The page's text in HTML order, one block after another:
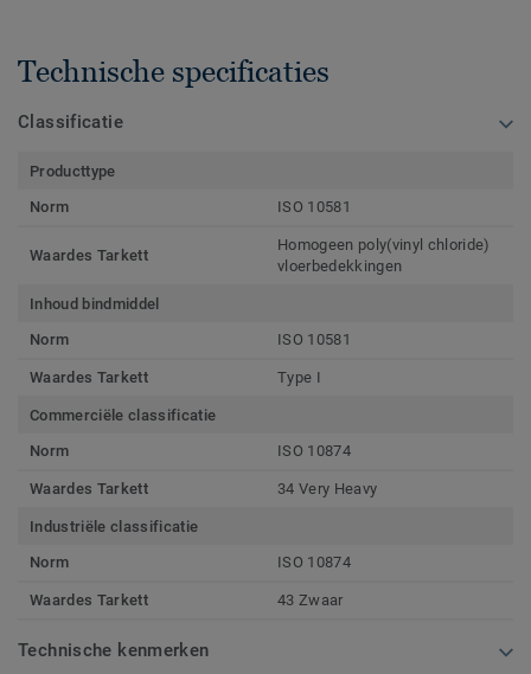
Technische specificaties
Classificatie
Producttype
Norm
ISO 10581
Waardes Tarkett
Homogeen poly(vinyl chloride)
vloerbedekkingen
Inhoud bindmiddel
Norm
ISO 10581
Waardes Tarkett Type I
Commerciële classificatie
Norm
ISO 10874
Waardes Tarkett 34 Very Heavy
Industriële classificatie
Norm
ISO 10874
Waardes Tarkett 43 Zwaar
Technische kenmerken